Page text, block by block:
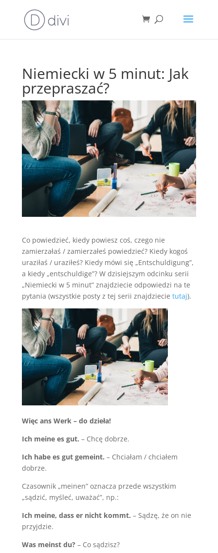
Niemiecki w 5 minut: Jak
przepraszać?
Co powiedzieć, kiedy powiesz coś, czego nie
zamierzałaś / zamierzałeś powiedzieć? Kiedy kogoś
uraziłaś / uraziłeś? Kiedy mówi się „Entschuldigung”,
a kiedy „entschuldige”? W dzisiejszym odcinku serii
„Niemiecki w 5 minut” znajdziecie odpowiedzi na te
pytania (wszystkie posty z tej serii znajdziecie tutaj).
Więc ans Werk – do dzieła!
Ich meine es gut. – Chcę dobrze.
Ich habe es gut gemeint. – Chciałam / chciałem
dobrze.
Czasownik „meinen” oznacza przede wszystkim
„sądzić, myśleć, uważać”, np.:
Ich meine, dass er nicht kommt. – Sądzę, że on nie
przyjdzie.
Was meinst du?– Co sądzisz?